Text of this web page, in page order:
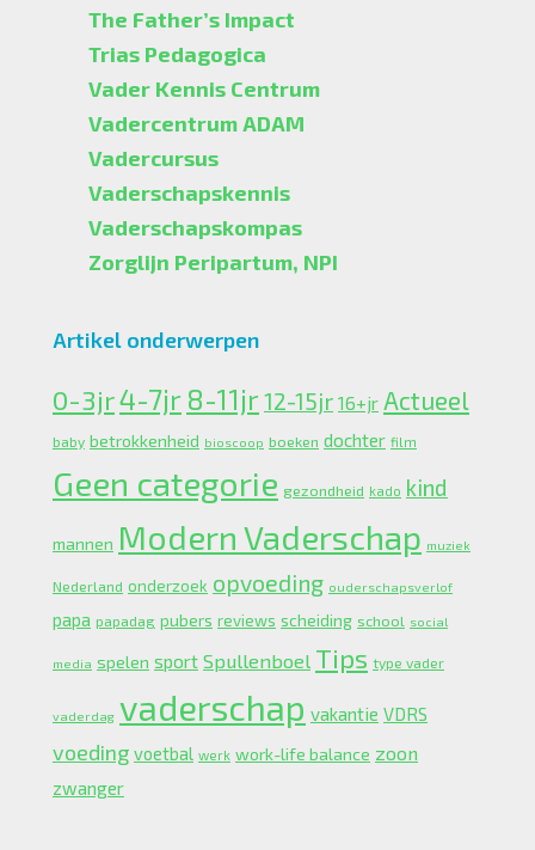
The Father’s Impact
Trias Pedagogica
Vader Kennis Centrum
Vadercentrum ADAM
Vadercursus
Vaderschapskennis
Vaderschapskompas
Zorglijn Peripartum, NPI
Artikel onderwerpen
0-3jr4-7jr 8-11jr 12-15jr 16+jr Actueel
baby betrokkenheid bioscoop boeken dochter film
Geen categorie gezondheid kado kind
mannen Modern Vaderschap muziek
Nederland onderzoek opvoeding ouderschapsverlof
papa papadag pubers reviews scheiding school social
media spelen sport Spullenboel Tips type vader
vaderdag vaderschap vakantie VDRS
voeding voetbal werk work-life balance zoon
zwanger